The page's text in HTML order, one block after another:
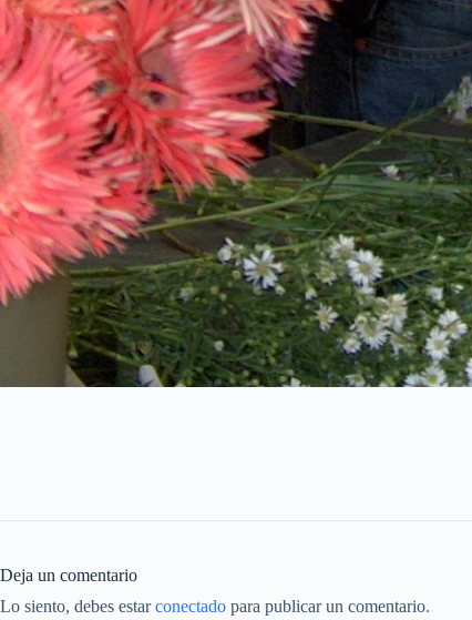
Deja un comentario
Lo siento, debes estarconectado para publicar un comentario.